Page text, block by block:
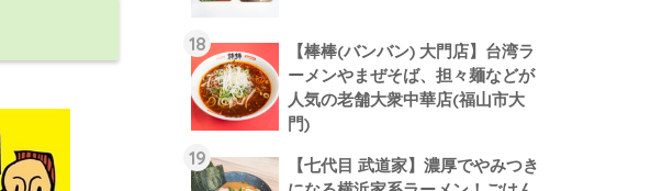
【棒棒(バンバン) 大門店】台湾ラ
ーメンやまぜそば、担々麺などが
人気の老舗大衆中華店(福山市大
門)
【七代目 武道家】濃厚でやみつき